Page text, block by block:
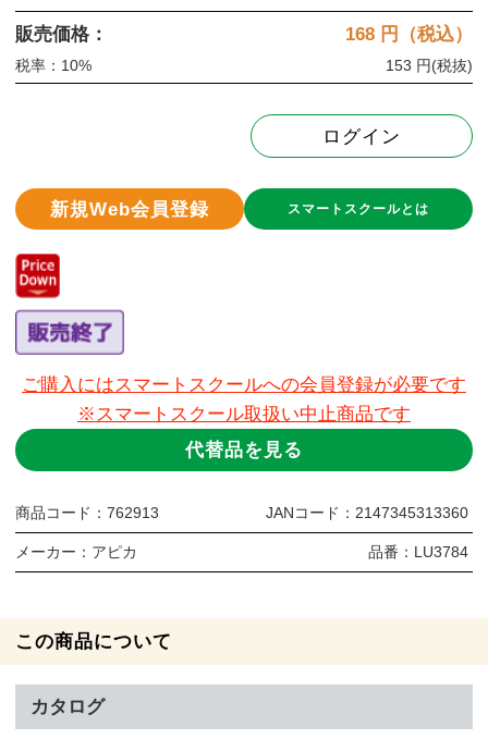
販売価格： 168 円（税込）
税率：10% 153 円(税抜)
ログイン
新規Web会員登録 スマートスクールとは
ご購入にはスマートスクールへの会員登録が必要です
※スマートスクール取扱い中止商品です
代替品を見る
商品コード： 762913 JANコード： 2147345313360
メーカー： アピカ 品番： LU3784
この商品について
カタログ